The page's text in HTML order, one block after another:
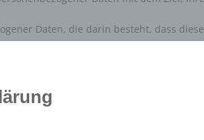
Daten, die darin besteht, dass
Person beziehen, zu bewerten,
Interessen, Zuverlässigkeit,
einer Weise, auf welche die
Person zugeordnet werden können,